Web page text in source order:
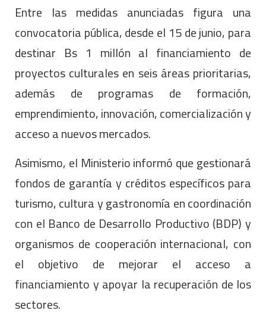
Entre las medidas anunciadas figura una
convocatoria pública, desde el 15 de junio, para
destinar Bs 1 millón al financiamiento de
proyectos culturales en seis áreas prioritarias,
además de programas de formación,
emprendimiento, innovación, comercialización y
acceso a nuevos mercados.
Asimismo, el Ministerio informó que gestionará
fondos de garantía y créditos específicos para
turismo, cultura y gastronomía en coordinación
con el Banco de Desarrollo Productivo (BDP) y
organismos de cooperación internacional, con
el objetivo de mejorar el acceso a
financiamiento y apoyar la recuperación de los
sectores.